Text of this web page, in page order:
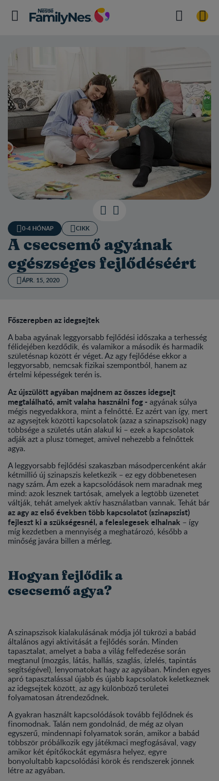
0-4 HÓNAP CIKK
A csecsemő agyának
egészséges fejlődéséért
ÁPR. 15, 2020
Főszerepben az idegsejtek
A baba agyának leggyorsabb fejlődési időszaka a terhesség
félidejében kezdődik, és valamikor a második és harmadik
születésnap között ér véget. Az agy fejlődése ekkor a
leggyorsabb, nemcsak fizikai szempontból, hanem az
értelmi képességek terén is.
Az újszülött agyában majdnem az összes idegsejt
megtalálható, amit valaha használni fog - agyának súlya
mégis negyedakkora, mint a felnőtté. Ez azért van így, mert
az agysejtek közötti kapcsolatok (azaz a szinapszisok) nagy
többsége a születés után alakul ki – ezek a kapcsolatok
adják azt a plusz tömeget, amivel nehezebb a felnőttek
agya.
A leggyorsabb fejlődési szakaszban másodpercenként akár
kétmillió új szinapszis keletkezik – ez egy döbbenetesen
nagy szám. Ám ezek a kapcsolódások nem maradnak meg
mind: azok lesznek tartósak, amelyek a legtöbb üzenetet
váltják, tehát amelyek aktív használatban vannak. Tehát bár
az agy az első években több kapcsolatot (szinapszist)
fejleszt ki a szükségesnél, a feleslegesek elhalnak – így
míg kezdetben a mennyiség a meghatározó, később a
minőség javára billen a mérleg.
Hogyan fejlődik a
csecsemő agya?
A szinapszisok kialakulásának módja jól tükrözi a babád
általános agyi aktivitását a fejlődés során. Minden
tapasztalat, amelyet a baba a világ felfedezése során
megtanul (mozgás, látás, hallás, szaglás, ízlelés, tapintás
segítségével), lenyomatokat hagy az agyában. Minden egyes
apró tapasztalással újabb és újabb kapcsolatok keletkeznek
az idegsejtek között, az agy különböző területei
folyamatosan átrendeződnek.
A gyakran használt kapcsolódások tovább fejlődnek és
finomodnak. Talán nem gondolnád, de még az olyan
egyszerű, mindennapi folyamatok során, amikor a babád
többször próbálkozik egy játékmaci megfogásával, vagy
amikor két építőkockát egymásra helyez, egyre
bonyolultabb kapcsolódási körök és rendszerek jönnek
létre az agyában.